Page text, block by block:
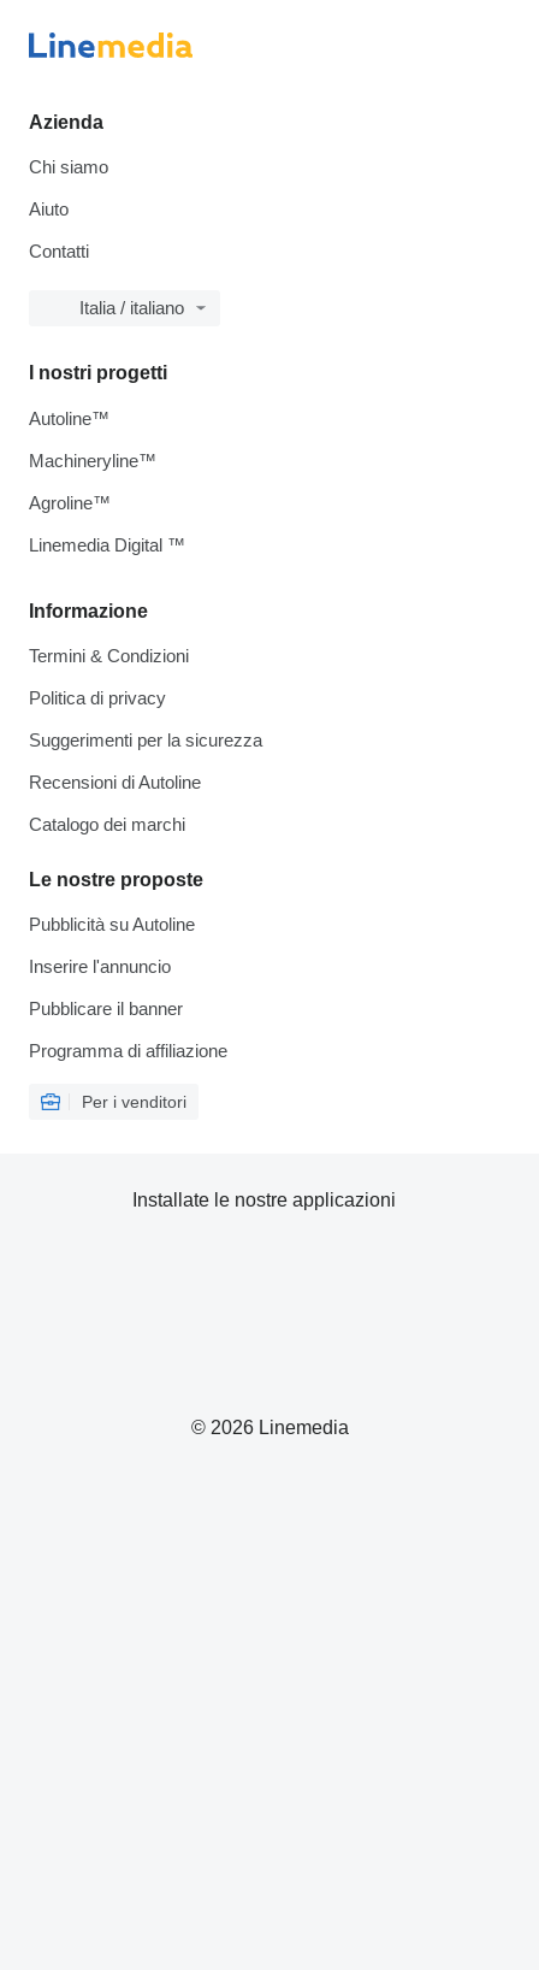
Azienda
Chi siamo
Aiuto
Contatti
Italia / italiano
Informazione
Termini & Condizioni
Politica di privacy
Suggerimenti per la sicurezza
Recensioni di Autoline
Catalogo dei marchi
Le nostre proposte
Pubblicità su Autoline
Inserire l'annuncio
Pubblicare il banner
Programma di affiliazione
Per i venditori
I nostri progetti
Autoline™
Machineryline™
Agroline™
Linemedia Digital ™
© 2026 Linemedia
Installate le nostre applicazioni